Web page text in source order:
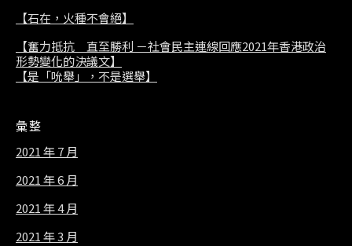
【石在，火種不會絕】
【奮力抵抗 直至勝利 －社會民主連線回應2021年香港政治
形勢變化的決議文】
【是「吮舉」，不是選舉】
彙整
2021 年 7 月
2021 年 6 月
2021 年 4 月
2021 年 3 月